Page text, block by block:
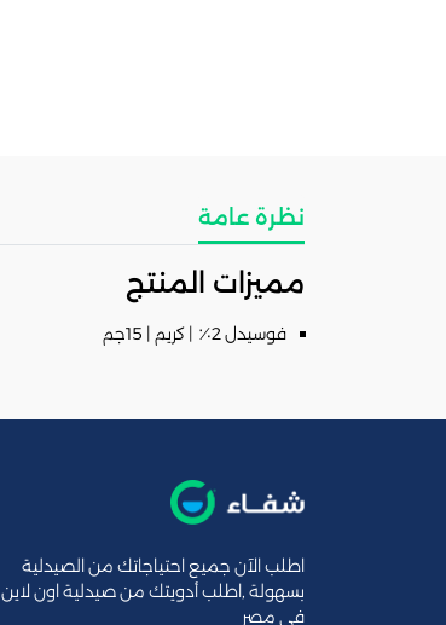
نظرة عامة
مميزات المنتج
فوسيدل 2٪ | كريم | 15جم
اطلب الآن جميع احتياجاتك من الصيدلية
بسهولة ,اطلب أدويتك من صيدلية اون لاين
فى مصر